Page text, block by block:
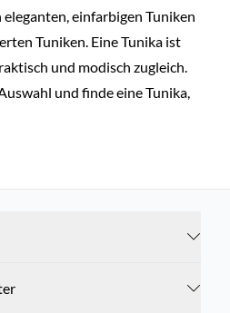
einfarbigen Tuniken
Tuniken. Eine Tunika ist
und modisch zugleich.
und finde eine Tunika,